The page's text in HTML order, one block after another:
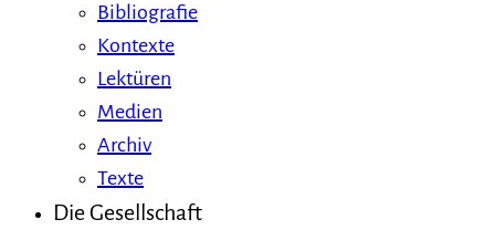
Bibliografie
Kontexte
Lektüren
Medien
Archiv
Texte
Die Gesellschaft